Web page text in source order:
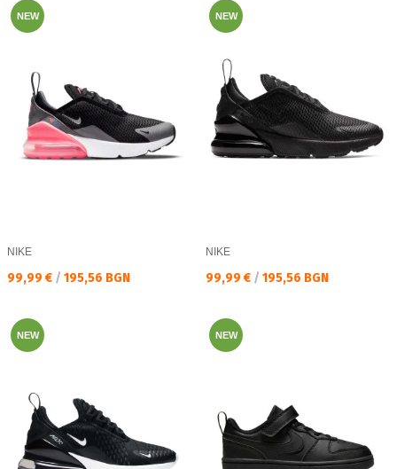
NEW
NIKE
Текуща цена:
99,99 € / 195,56 BGN
NEW
NIKE
Текуща цена:
99,99 € / 195,56 BGN
NEW NEW